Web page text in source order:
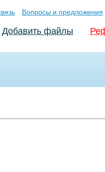
Вопросы и предложения
Добавить файлы